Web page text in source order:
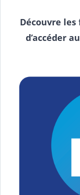
Découvre
d’accéder